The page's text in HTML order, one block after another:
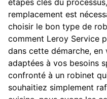
étapes clés du
remplacement est
choisir le bon type de
comment Leroy Service
dans cette démarche,
adaptées à vos besoins
confronté à un robinet
souhaitiez simplement